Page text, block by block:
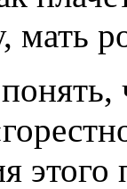
мать
этого